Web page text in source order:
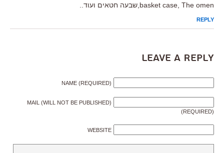
basket case, The omen,שבעה חטאים ועוד..
REPLY
Leave a Reply
NAME (REQUIRED)
MAIL (WILL NOT BE PUBLISHED)
(REQUIRED)
WEBSITE